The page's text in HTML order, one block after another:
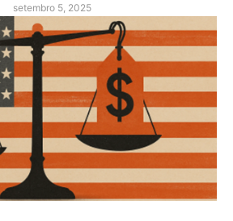
setembro 5, 2025